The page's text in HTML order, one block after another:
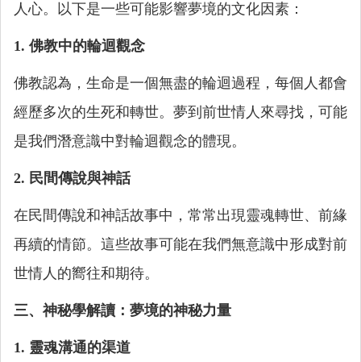
人心。以下是一些可能影響夢境的文化因素：
1. 佛教中的輪迴觀念
佛教認為，生命是一個無盡的輪迴過程，每個人都會
經歷多次的生死和轉世。夢到前世情人來尋找，可能
是我們潛意識中對輪迴觀念的體現。
2. 民間傳說與神話
在民間傳說和神話故事中，常常出現靈魂轉世、前緣
再續的情節。這些故事可能在我們無意識中形成對前
世情人的嚮往和期待。
三、神秘學解讀：夢境的神秘力量
1. 靈魂溝通的渠道